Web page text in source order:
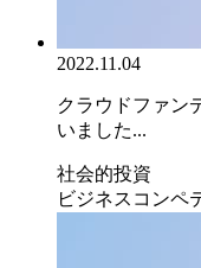
2022.11.04
クラウドファン
いました...
社会的投資
ビジネスコンペ